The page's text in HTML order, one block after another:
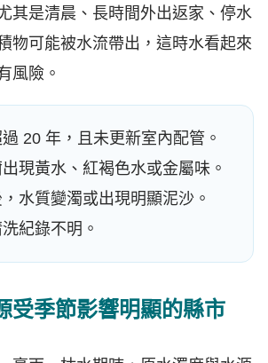
其是清晨、長時間外出返家、停水
物可能被水流帶出，這時水看起來
風險。
20 年，且未更新室內配管。
現黃水、紅褐色水或金屬味。
水質變濁或出現明顯泥沙。
紀錄不明。
受季節影響明顯的縣市